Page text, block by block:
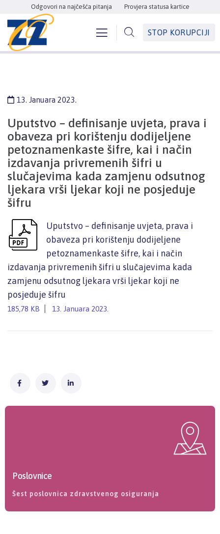
Odgovori na najčešća pitanja Provjera statusa kartice
STOP KORUPCIJI
13. Januara 2023.
Uputstvo – definisanje uvjeta, prava i
obaveza pri korištenju dodijeljene
petoznamenkaste šifre, kai i način
izdavanja privremenih šifri u
slučajevima kada zamjenu odsutnog
ljekara vrši ljekar koji ne posjeduje
šifru
Uputstvo – definisanje uvjeta, prava i
obaveza pri korištenju dodijeljene
petoznamenkaste šifre, kai i način
izdavanja privremenih šifri u slučajevima kada
zamjenu odsutnog ljekara vrši ljekar koji ne
posjeduje šifru
185,78 KB 13. Januara 2023.
Poslovnice
Šest poslovnica zdravstvenog osiguranja